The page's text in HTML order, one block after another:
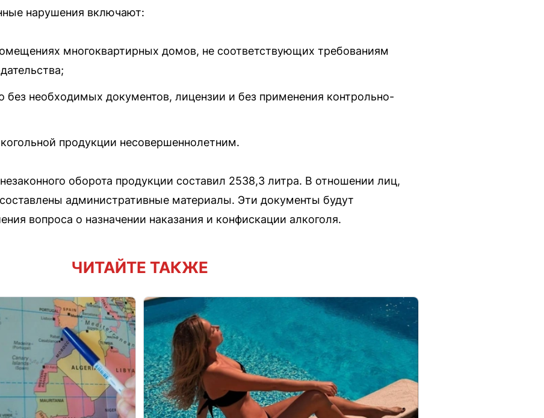
нарушения включают:
многоквартирных домов, не соответствующих требованиям
без необходимых документов, лицензии и без применения контрольно-
продукции несовершеннолетним.
оборота продукции составил 2538,3 литра. В отношении лиц,
административные материалы. Эти документы будут
вопроса о назначении наказания и конфискации алкоголя.
ЧИТАЙТЕ ТАКЖЕ